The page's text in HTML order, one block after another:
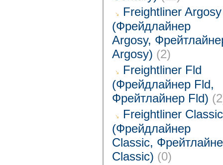
Freightliner Argosy
(Фрейдлайнер
Argosy,
Argosy) (2)
Freightliner Fld
(Фрейдлайнер Fld,
Фрейтлайнер Fld)
Freightliner Classic
(Фрейдлайнер
Classic,
Classic) (0)